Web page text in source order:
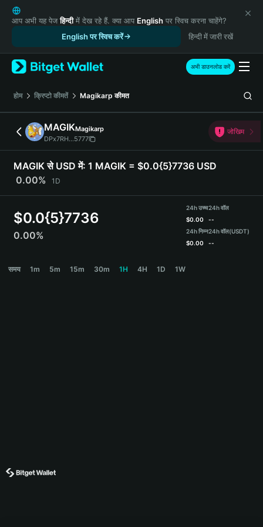
English
日本語
Русский
Español (Latinoamérica)
Türkçe
Italiano
Deutsch
简体中文
繁體中文
Português (Portugal)
Bahasa Indonesia
Español
आप अभी यह पेजहिन्दीमें देख रहे हैं. क्या आप English पर स्विच करना चाहेंगे?
English पर स्विच करें
हिन्दी में जारी रखें
अभी डाउनलोड करें
होम क्रिप्टो कीमतें Magikarp कीमत
MAGIKMagikarp
DPx7RH...5777
जोखिम
MAGIK से USD में: 1 MAGIK = $0.0{5}7736 USD
0.00%
1D
$0.0{5}7736
0.00%
24h उच्च
$0.00
24h निम्न
$0.00
24h वॉल
--
24h वॉल(USDT)
--
समय 1m 5m 15m 30m 1H 4H 1D 1W